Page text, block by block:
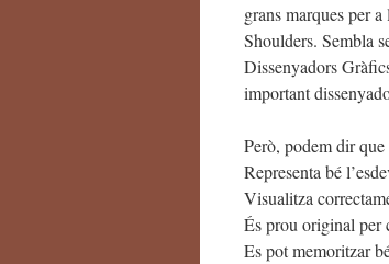
grans marques per
Shoulders. Sembla
Dissenyadors
important
Però, podem dir que
Representa bé
Visualitza
És prou original per
Es pot memoritzar